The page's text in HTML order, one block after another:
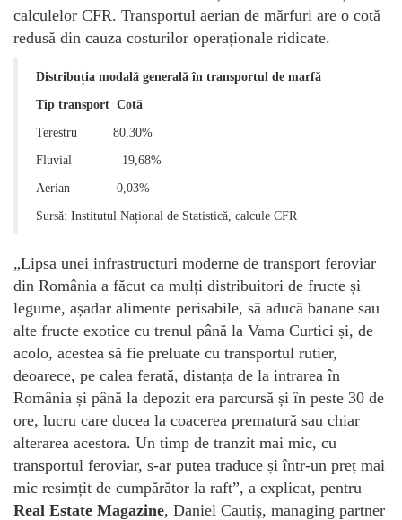
calculelor CFR. Transportul aerian de mărfuri are o cotă
redusă din cauza costurilor operaționale ridicate.
Distribuția modală generală în transportul de marfă
Tip transport Cotă
Terestru 80,30%
Fluvial 19,68%
Aerian 0,03%
Sursă: Institutul Național de Statistică, calcule CFR
„Lipsa unei infrastructuri moderne de transport feroviar
din România a făcut ca mulți distribuitori de fructe și
legume, așadar alimente perisabile, să aducă banane sau
alte fructe exotice cu trenul până la Vama Curtici și, de
acolo, acestea să fie preluate cu transportul rutier,
deoarece, pe calea ferată, distanța de la intrarea în
România și până la depozit era parcursă și în peste 30 de
ore, lucru care ducea la coacerea prematură sau chiar
alterarea acestora. Un timp de tranzit mai mic, cu
transportul feroviar, s-ar putea traduce și într-un preț mai
mic resimțit de cumpărător la raft”, a explicat, pentru
Real Estate Magazine, Daniel Cautiș, managing partner